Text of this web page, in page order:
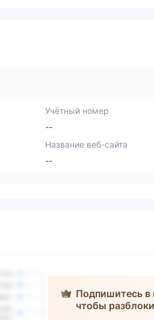
Учётный номер
--
Название веб-сайта
--
Подпишитесь
чтобы